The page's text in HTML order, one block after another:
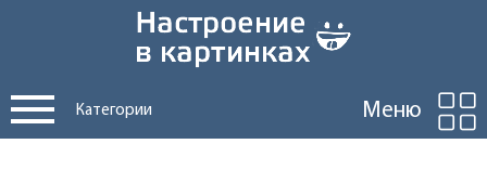
Категории Меню